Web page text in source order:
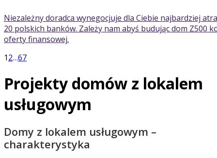
Niezależny doradca wynegocjuje dla Ciebie najbardziej
20 polskich banków. Zależy nam abyś budując dom Z500
oferty finansowej.
12…67
Projekty domów z lokalem
usługowym
Domy z lokalem usługowym –
charakterystyka